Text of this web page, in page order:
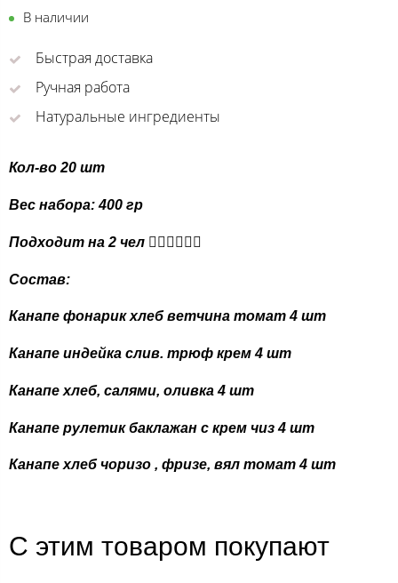
В наличии
Быстрая доставка
Ручная работа
Натуральные ингредиенты
Кол-во 20 шт
Вес набора: 400 гр
Подходит на 2 чел 🙎🏻‍♀️🙎🏻‍♀️
Состав:
Канапе фонарик хлеб ветчина томат 4 шт
Канапе индейка слив. трюф крем 4 шт
Канапе хлеб, салями, оливка 4 шт
Канапе рулетик баклажан с крем чиз 4 шт
Канапе хлеб чоризо , фризе, вял томат 4 шт
С этим товаром покупают